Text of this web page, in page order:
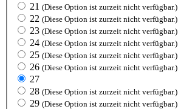
21 (Diese Option ist zurzeit nicht verfügbar.)
22 (Diese Option ist zurzeit nicht verfügbar.)
23 (Diese Option ist zurzeit nicht verfügbar.)
24 (Diese Option ist zurzeit nicht verfügbar.)
25 (Diese Option ist zurzeit nicht verfügbar.)
26 (Diese Option ist zurzeit nicht verfügbar.)
27
28 (Diese Option ist zurzeit nicht verfügbar.)
29 (Diese Option ist zurzeit nicht verfügbar.)